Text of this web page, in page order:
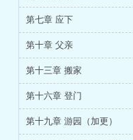
第七章 应下
第十章 父亲
第十三章 搬家
第十六章 登门
第十九章 游园（加更）